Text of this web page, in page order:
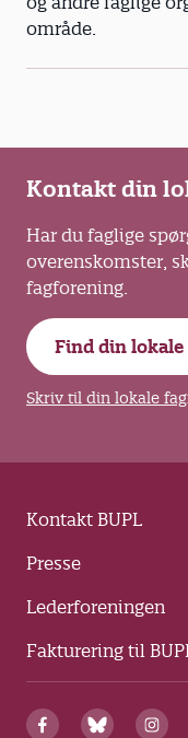
område.
Kontakt din
Har du faglige
overenskomster,
fagforening.
Find din
Skriv til din lokale
Kontakt BUPL
Presse
Lederforeningen
Fakturering til